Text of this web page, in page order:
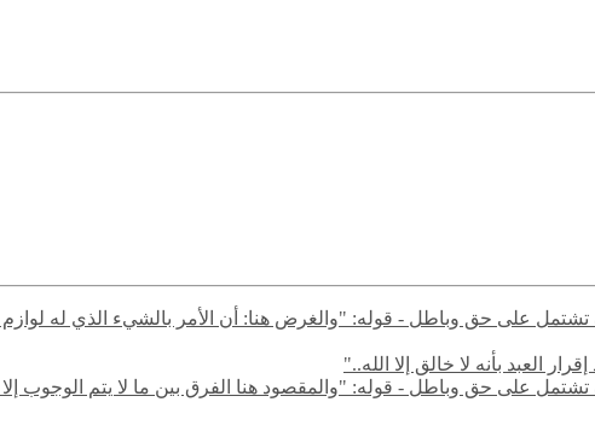
تشتمل على حق وباطل - قوله: "والغرض هنا: أن الأمر بالشيء الذي له